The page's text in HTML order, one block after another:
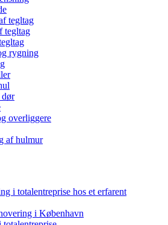
tegltag
tegltag
rygning
dør
overliggere
af hulmur
i totalentreprise hos et erfarent
i København